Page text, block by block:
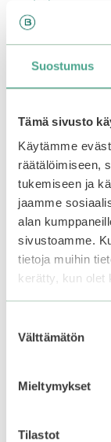
Suostumus
Tämä sivusto
Käytämme
räätälöimiseen,
tukemiseen ja
jaamme
alan
sivustoamme.
tietoja muihin
kerätty, kun olet
valinta
Välttämätön
Mieltymykset
Tilastot
Mizon | Snail
Foam
5:stä
12,90€
Varasto loppu.
saat
saatavilla.